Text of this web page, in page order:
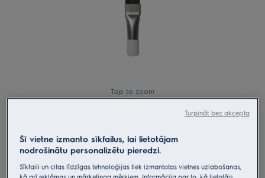
Tap to zoom
M4YM3002
Iztvaikotāja restes tīrīšanas birste
Šī vietne izmanto sīkfailus, lai lietotājam
nodrošinātu personalizētu pieredzi.
Sīkfaili un citas līdzīgas tehnoloģijas tiek izmantotas vietnes uzlabošanas,
Turpināt bez akcepta